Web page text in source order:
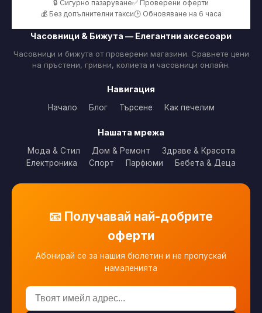
🔒 Сигурно пазаруване✅ Проверени оферти
💰 Без допълнителни такси🕒 Обновяване на 6 часа
Часовници & Бижута — Елегантни аксесоари
Часовници и бижута от проверени магазини. Сравнете цени
на пръстени, гривни, колиета и часовници онлайн.
Навигация
Начало Блог Търсене Как печелим
Нашата мрежа
Мода & Стил Дом & Ремонт
Здраве & Красота
Електроника
Спорт Парфюми Бебета & Деца
📧 Получавай най-добрите
оферти
Абонирай се за нашия бюлетин и не пропускай
намаленията